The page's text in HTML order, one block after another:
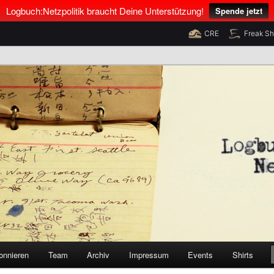
Logbuch:Netzpolitik braucht Deine Unterstützung! Spende jetzt
CRE Freak
Neumann und Tim Pritlove
Team Archiv Impressum Events Shirts